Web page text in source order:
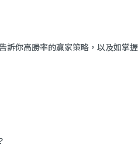
你高勝率的贏家策略，以及如掌